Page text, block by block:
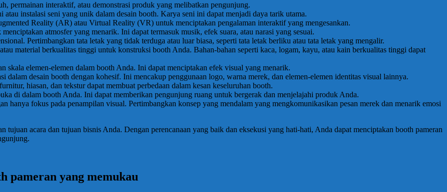
permainan interaktif, atau demonstrasi produk yang melibatkan pengunjung.
atau instalasi seni yang unik dalam desain booth. Karya seni ini dapat menjadi daya tarik utama.
Reality (AR) atau Virtual Reality (VR) untuk menciptakan pengalaman interaktif yang mengesankan.
atmosfer yang menarik. Ini dapat termasuk musik, efek suara, atau narasi yang sesuai.
Pertimbangkan tata letak yang tidak terduga atau luar biasa, seperti tata letak berliku atau tata letak yang mengalir.
material berkualitas tinggi untuk konstruksi booth Anda. Bahan-bahan seperti kaca, logam, kayu, atau kain berkualitas tinggi dapat
skala elemen-elemen dalam booth Anda. Ini dapat menciptakan efek visual yang menarik.
dalam desain booth dengan kohesif. Ini mencakup penggunaan logo, warna merek, dan elemen-elemen identitas visual lainnya.
hiasan, dan tekstur dapat membuat perbedaan dalam kesan keseluruhan booth.
di dalam booth Anda. Ini dapat memberikan pengunjung ruang untuk bergerak dan menjelajahi produk Anda.
hanya fokus pada penampilan visual. Pertimbangkan konsep yang mendalam yang mengkomunikasikan pesan merek dan menarik emosi
tujuan acara dan tujuan bisnis Anda. Dengan perencanaan yang baik dan eksekusi yang hati-hati, Anda dapat menciptakan booth pameran
pameran yang memukau